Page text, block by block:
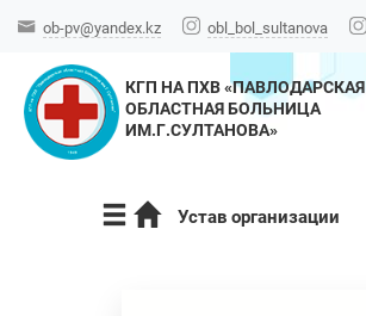
ob-pv@yandex.kz obl_bol_sultanova
КГП НА ПХВ «ПАВЛОДАРСКАЯ
ОБЛАСТНАЯ БОЛЬНИЦА
ИМ.Г.СУЛТАНОВА»
Устав организации